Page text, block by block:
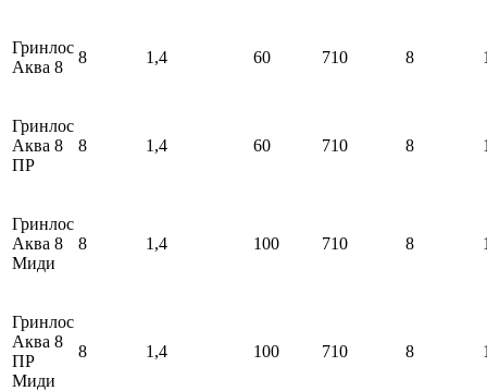
Гринлос
Аква 8
8 1,4 60 710 8
Гринлос
Аква 8
ПР
8 1,4 60 710 8
Гринлос
Аква 8
Миди
8 1,4 100 710 8
Гринлос
Аква 8
ПР
Миди
8 1,4 100 710 8